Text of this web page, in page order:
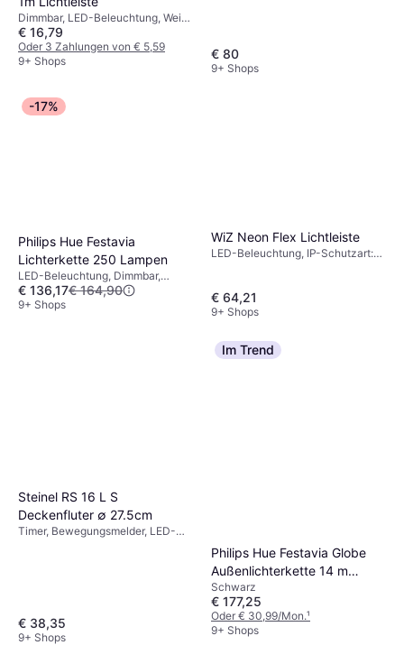
Dimmbar, LED-Beleuchtung, Weiß,
IP-Schutzart: IP20
€ 16,79
Oder 3 Zahlungen von € 5,59
9+ Shops
€ 80
9+ Shops
-17%
Philips Hue Festavia
Lichterkette 250 Lampen
LED-Beleuchtung, Dimmbar,
Schwarz, IP-Schutzart: IP44, IP54
€ 136,17€ 164,90
9+ Shops
WiZ Neon Flex Lichtleiste
LED-Beleuchtung, IP-Schutzart:
€ 64,21
9+ Shops
Steinel RS 16 L S
Deckenfluter ∅ 27.5cm
Timer, Bewegungsmelder, LED-
€ 38,35
9+ Shops
Im Trend
Philips Hue Festavia Globe
Außenlichterkette 14 m
Schwarz Lichterkette
Schwarz
€ 177,25
Oder € 30,99/Mon.¹
9+ Shops